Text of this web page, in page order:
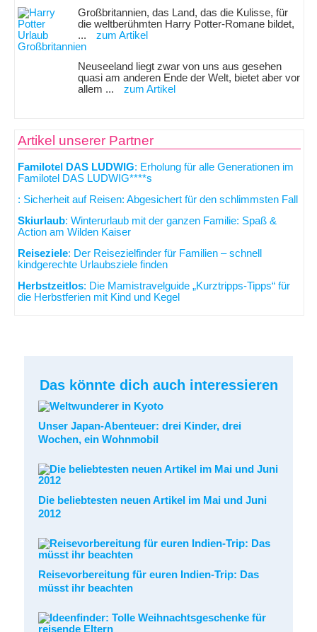
Großbritannien, das Land, das die Kulisse, für
die weltberühmten Harry Potter-Romane bildet,
...
zum Artikel
Neuseeland liegt zwar von uns aus gesehen
quasi am anderen Ende der Welt, bietet aber vor
allem ...
zum Artikel
Artikel unserer Partner
Familotel DAS LUDWIG: Erholung für alle Generationen im
Familotel DAS LUDWIG****s
: Sicherheit auf Reisen: Abgesichert für den schlimmsten Fall
Skiurlaub: Winterurlaub mit der ganzen Familie: Spaß &
Action am Wilden Kaiser
Reiseziele: Der Reisezielfinder für Familien – schnell
kindgerechte Urlaubsziele finden
Herbstzeitlos: Die Mamistravelguide „Kurztripps-Tipps“ für
die Herbstferien mit Kind und Kegel
Das könnte dich auch interessieren
Unser Japan-Abenteuer: drei Kinder, drei
Wochen, ein Wohnmobil
Die beliebtesten neuen Artikel im Mai und Juni
2012
Reisevorbereitung für euren Indien-Trip: Das
müsst ihr beachten